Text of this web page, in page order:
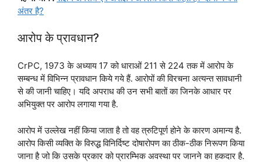
अंतर है?
आरोप के प्रावधान?
CrPC, 1973 के अध्याय 17 को धाराओं 211 से 224 तक में आरोप के
सम्बन्ध में विभिन्न प्रावधान किये गये हैं. आरोपों की विरचना अत्यन्त सावधानी
से की जानी चाहिए। यदि अपराध की उन सभी बातों का जिनके आधार पर
अभियुक्त पर आरोप लगाया गया है.
आरोप में उल्लेख नहीं किया जाता है तो वह त्रुटिपूर्ण होने के कारण अमान्य है.
आरोप किसी व्यक्ति के विरुद्ध विनिर्दिष्ट दोषारोपण का ठीक-ठीक निरूपण किया
जाना है जो कि उसके प्रकार को प्रारम्भिक अवस्था पर जानने का हकदार है.